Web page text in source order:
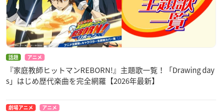
話題 アニメ
『家庭教師ヒットマンREBORN!』主題歌一覧！「Drawing day
s」はじめ歴代楽曲を完全網羅【2026年最新】
劇場アニメ アニメ